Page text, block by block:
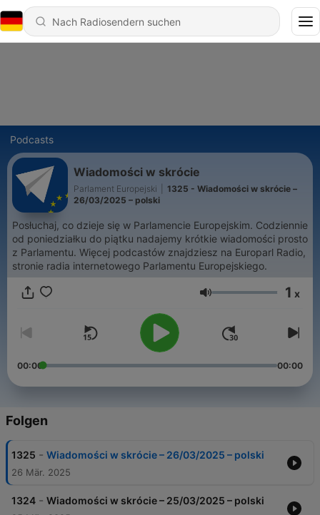
Podcasts
Wiadomości w skrócie
Parlament Europejski
1325 - Wiadomości w skrócie –
26/03/2025 – polski
Posłuchaj, co dzieje się w Parlamencie Europejskim. Codziennie
od poniedziałku do piątku nadajemy krótkie wiadomości prosto
z Parlamentu. Więcej podcastów znajdziesz na Europarl Radio,
stronie radia internetowego Parlamentu Europejskiego.
Lautstärke 1 x
00:00 00:00
Folgen
1325 - Wiadomości w skrócie – 26/03/2025 – polski
26 Mär. 2025
1324 - Wiadomości w skrócie – 25/03/2025 – polski